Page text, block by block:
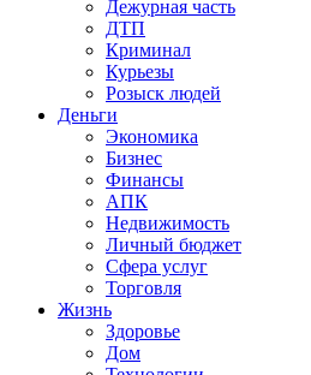
Дежурная часть
ДТП
Криминал
Курьезы
Розыск людей
Деньги
Экономика
Бизнес
Финансы
АПК
Недвижимость
Личный бюджет
Сфера услуг
Торговля
Жизнь
Здоровье
Дом